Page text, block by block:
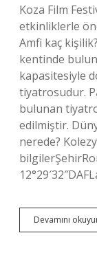
Koza Film
etkinliklerle
Amfi kaç
kentinde
kapasitesiyle
tiyatrosudur.
bulunan
edilmiştir.
nerede?
Devamını